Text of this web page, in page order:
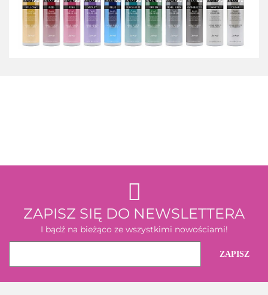
ZAPISZ SIĘ DO NEWSLETTERA
I bądź na bieżąco ze wszystkimi nowościami!